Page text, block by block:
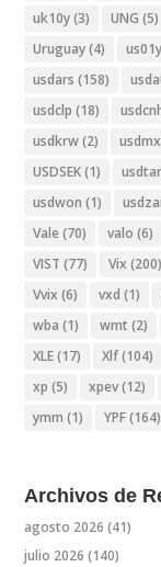
uk10y(3) UNG (5)
Uruguay(4) us01y
usdars (158)
usdclp (18)
usdkrw(2)
USDSEK(1)
usdwon (1)
Vale (70) valo (6)
VIST (77) Vix (200)
Vvix (6) vxd (1)
wba (1) wmt (2)
XLE(17) Xlf(104)
xp (5) xpev(12)
ymm (1) YPF(164)
Archivos de
agosto 2026 (41)
julio 2026 (140)